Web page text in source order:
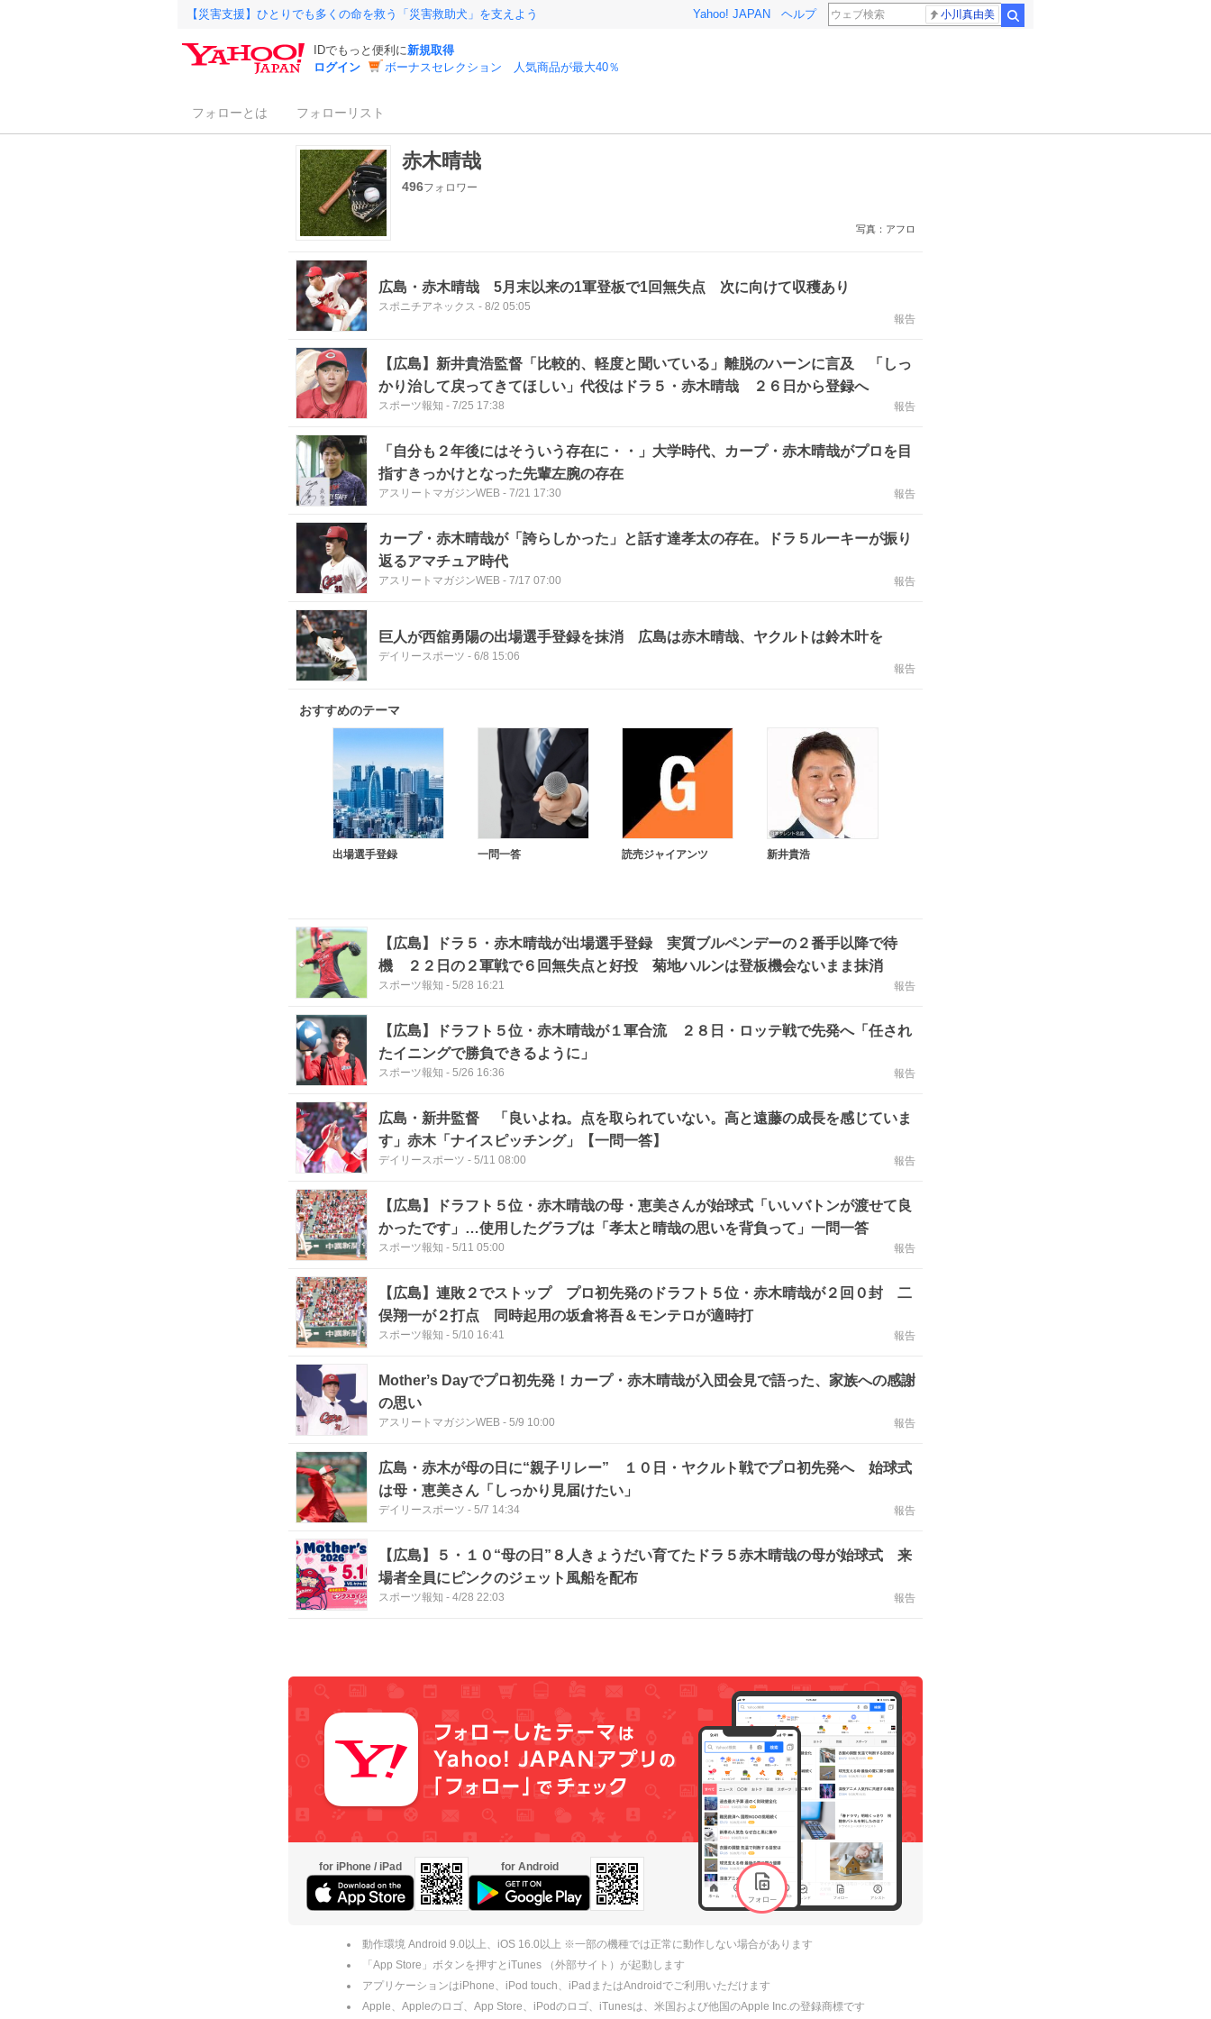
【災害支援】ひとりでも多くの命を救う「災害救助犬」を支えよう Yahoo! JAPAN ヘルプ 小川真由美
IDでもっと便利に新規取得
ログイン
ボーナスセレクション 人気商品が最大40％
フォローとは フォローリスト
赤木晴哉
496フォロワー
写真：アフロ
広島・赤木晴哉 5月末以来の1軍登板で1回無失点 次に向けて収穫あり
スポニチアネックス - 8/2 05:05
報告
【広島】新井貴浩監督「比較的、軽度と聞いている」離脱のハーンに言及 「しっ
かり治して戻ってきてほしい」代役はドラ５・赤木晴哉 ２６日から登録へ
スポーツ報知 - 7/25 17:38 報告
「自分も２年後にはそういう存在に・・」大学時代、カープ・赤木晴哉がプロを目
指すきっかけとなった先輩左腕の存在
アスリートマガジンWEB - 7/21 17:30 報告
カープ・赤木晴哉が「誇らしかった」と話す達孝太の存在。ドラ５ルーキーが振り
返るアマチュア時代
アスリートマガジンWEB - 7/17 07:00 報告
巨人が西舘勇陽の出場選手登録を抹消 広島は赤木晴哉、ヤクルトは鈴木叶を
デイリースポーツ - 6/8 15:06
報告
おすすめのテーマ
出場選手登録 一問一答 読売ジャイアンツ 新井貴浩
【広島】ドラ５・赤木晴哉が出場選手登録 実質ブルペンデーの２番手以降で待
機 ２２日の２軍戦で６回無失点と好投 菊地ハルンは登板機会ないまま抹消
スポーツ報知 - 5/28 16:21 報告
【広島】ドラフト５位・赤木晴哉が１軍合流 ２８日・ロッテ戦で先発へ「任され
たイニングで勝負できるように」
スポーツ報知 - 5/26 16:36 報告
広島・新井監督 「良いよね。点を取られていない。高と遠藤の成長を感じていま
す」赤木「ナイスピッチング」【一問一答】
デイリースポーツ - 5/11 08:00 報告
【広島】ドラフト５位・赤木晴哉の母・恵美さんが始球式「いいバトンが渡せて良
かったです」…使用したグラブは「孝太と晴哉の思いを背負って」一問一答
スポーツ報知 - 5/11 05:00 報告
【広島】連敗２でストップ プロ初先発のドラフト５位・赤木晴哉が２回０封 二
俣翔一が２打点 同時起用の坂倉将吾＆モンテロが適時打
スポーツ報知 - 5/10 16:41 報告
Motherʼs Dayでプロ初先発！カープ・赤木晴哉が入団会見で語った、家族への感謝
の思い
アスリートマガジンWEB - 5/9 10:00 報告
広島・赤木が母の日に“親子リレー” １０日・ヤクルト戦でプロ初先発へ 始球式
は母・恵美さん「しっかり見届けたい」
デイリースポーツ - 5/7 14:34 報告
【広島】５・１０“母の日”８人きょうだい育てたドラ５赤木晴哉の母が始球式 来
場者全員にピンクのジェット風船を配布
スポーツ報知 - 4/28 22:03 報告
for iPhone / iPad for Android
動作環境 Android 9.0以上、iOS 16.0以上 ※一部の機種では正常に動作しない場合があります
「App Store」ボタンを押すとiTunes （外部サイト）が起動します
アプリケーションはiPhone、iPod touch、iPadまたはAndroidでご利用いただけます
Apple、Appleのロゴ、App Store、iPodのロゴ、iTunesは、米国および他国のApple Inc.の登録商標です